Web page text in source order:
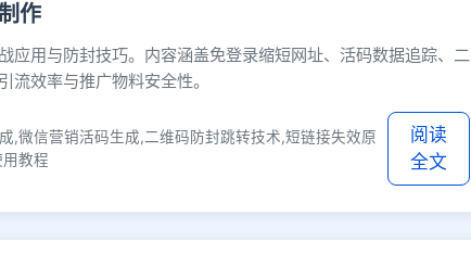
作
应用与防封技巧。内容涵盖免登录缩短网址、活码数据追踪、二
效率与推广物料安全性。
,微信营销活码生成,二维码防封跳转技术,短链接失效原
教程
阅读
全文